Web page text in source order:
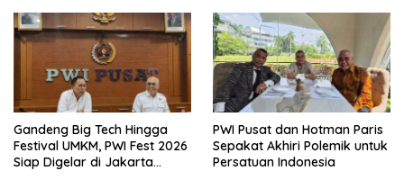
Gandeng Big Tech Hingga
Festival UMKM, PWI Fest 2026
Siap Digelar di Jakarta
PWI Pusat dan Hotman Paris
Sepakat Akhiri Polemik untuk
Persatuan Indonesia